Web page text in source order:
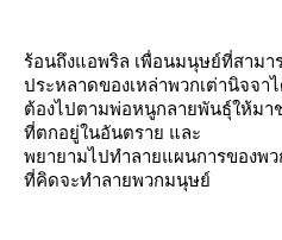
ร้อนถึงแอพริล เพื่อนมนุษย์ที่สาม
ประหลาดของเหล่าพวกเต่านิจจา
ต้องไปตามพ่อหนูกลายพันธุ์ให้มา
ที่ตกอยู่ในอันตราย และ
พยายามไปทำลายแผนการของพ
ที่คิดจะทำลายพวกมนุษย์